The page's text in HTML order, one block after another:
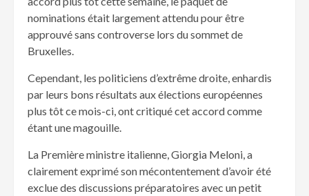
nominations était largement attendu pour être
approuvé sans controverse lors du sommet de
Bruxelles.
Cependant, les politiciens d’extrême droite, enhardis
par leurs bons résultats aux élections européennes
plus tôt ce mois-ci, ont critiqué cet accord comme
étant une magouille.
La Première ministre italienne, Giorgia Meloni, a
clairement exprimé son mécontentement d’avoir été
exclue des discussions préparatoires avec un petit